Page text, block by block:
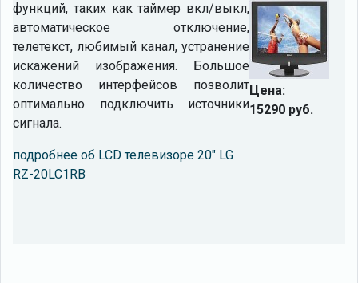
Цена:
15290 руб.
функций, таких как таймер вкл/выкл,
автоматическое отключение,
телетекст, любимый канал, устранение
искажений изображения. Большое
количество интерфейсов позволит
оптимально подключить источники
сигнала.
подробнее об LCD телевизоре 20" LG
RZ-20LC1RB